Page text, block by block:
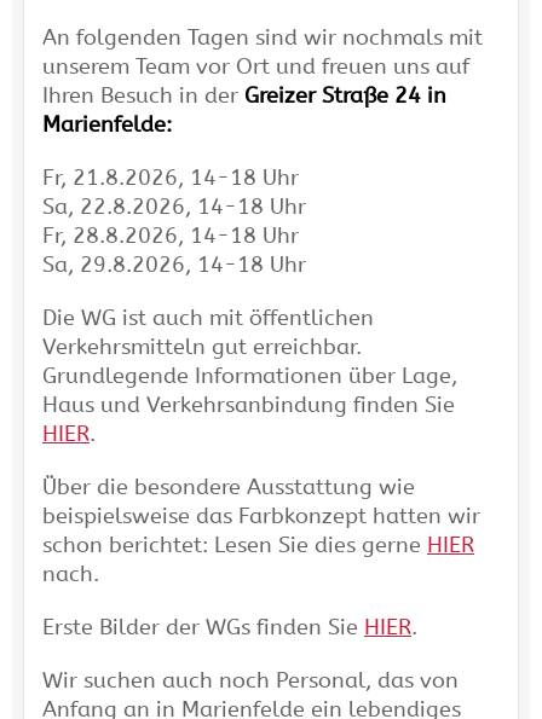
An folgenden Tagen sind wir nochmals mit
unserem Team vor Ort und freuen uns auf
Ihren Besuch in der Greizer Straße 24 in
Marienfelde:
Fr, 21.8.2026, 14-18 Uhr
Sa, 22.8.2026, 14-18 Uhr
Fr, 28.8.2026, 14-18 Uhr
Sa, 29.8.2026, 14-18 Uhr
Die WG ist auch mit öffentlichen
Verkehrsmitteln gut erreichbar.
Grundlegende Informationen über Lage,
Haus und Verkehrsanbindung finden Sie
HIER.
Über die besondere Ausstattung wie
beispielsweise das Farbkonzept hatten wir
schon berichtet: Lesen Sie dies gerne HIER
nach.
Erste Bilder der WGs finden Sie HIER.
Wir suchen auch noch Personal, das von
Anfang an in Marienfelde ein lebendiges